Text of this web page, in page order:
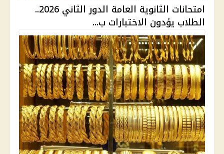
امتحانات الثانوية العامة الدور الثاني 2026..
الطلاب يؤدون الاختبارات ب...